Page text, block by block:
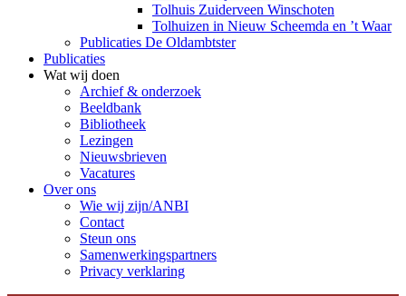
Tolhuis Zuiderveen Winschoten
Tolhuizen in Nieuw Scheemda en ’t Waar
Publicaties De Oldambtster
Publicaties
Wat wij doen
Archief & onderzoek
Beeldbank
Bibliotheek
Lezingen
Nieuwsbrieven
Vacatures
Over ons
Wie wij zijn/ANBI
Contact
Steun ons
Samenwerkingspartners
Privacy verklaring